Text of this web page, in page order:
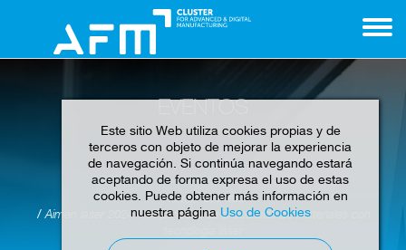
Este sitio Web utiliza cookies propias y de
terceros con objeto de mejorar la experiencia
de navegación. Si continúa navegando estará
aceptando de forma expresa el uso de estas
cookies. Puede obtener más información en
nuestra página Uso de Cookies
EVENTOS
Home
Eventos
Aimen laser 2024: xviii jornadas de procesado de materiales con